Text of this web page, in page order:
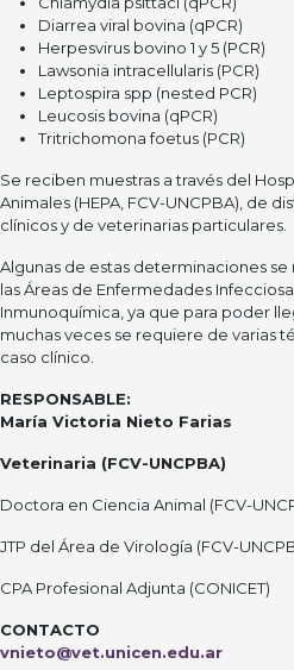
Diarrea viral bovina (qPCR)
Herpesvirus bovino 1 y 5 (PCR)
Lawsonia intracellularis (PCR)
Leptospira spp (nested PCR)
Leucosis bovina (qPCR)
Tritrichomona foetus (PCR)
Se reciben muestras a través del
Animales (HEPA, FCV-UNCPBA), de
clínicos y de veterinarias particulares.
Algunas de estas determinaciones
las Áreas de Enfermedades
Inmunoquímica, ya que para poder
muchas veces se requiere de varias
caso clínico.
RESPONSABLE:
María Victoria Nieto Farias
Veterinaria (FCV-UNCPBA)
Doctora en Ciencia Animal (FCV-
JTP del Área de Virología (FCV-
CPA Profesional Adjunta (CONICET)
CONTACTO
vnieto@vet.unicen.edu.ar